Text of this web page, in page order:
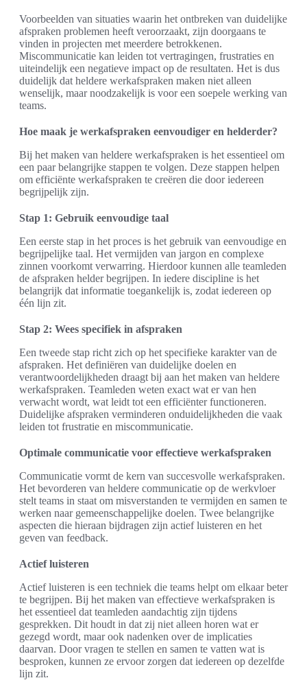
Voorbeelden van situaties waarin het ontbreken van duidelijke
afspraken problemen heeft veroorzaakt, zijn doorgaans te
vinden in projecten met meerdere betrokkenen.
Miscommunicatie kan leiden tot vertragingen, frustraties en
uiteindelijk een negatieve impact op de resultaten. Het is dus
duidelijk dat heldere werkafspraken maken niet alleen
wenselijk, maar noodzakelijk is voor een soepele werking van
teams.
Hoe maak je werkafspraken eenvoudiger en helderder?
Bij het maken van heldere werkafspraken is het essentieel om
een paar belangrijke stappen te volgen. Deze stappen helpen
om efficiënte werkafspraken te creëren die door iedereen
begrijpelijk zijn.
Stap 1: Gebruik eenvoudige taal
Een eerste stap in het proces is het gebruik van eenvoudige en
begrijpelijke taal. Het vermijden van jargon en complexe
zinnen voorkomt verwarring. Hierdoor kunnen alle teamleden
de afspraken helder begrijpen. In iedere discipline is het
belangrijk dat informatie toegankelijk is, zodat iedereen op
één lijn zit.
Stap 2: Wees specifiek in afspraken
Een tweede stap richt zich op het specifieke karakter van de
afspraken. Het definiëren van duidelijke doelen en
verantwoordelijkheden draagt bij aan het maken van heldere
werkafspraken. Teamleden weten exact wat er van hen
verwacht wordt, wat leidt tot een efficiënter functioneren.
Duidelijke afspraken verminderen onduidelijkheden die vaak
leiden tot frustratie en miscommunicatie.
Optimale communicatie voor effectieve werkafspraken
Communicatie vormt de kern van succesvolle werkafspraken.
Het bevorderen van heldere communicatie op de werkvloer
stelt teams in staat om misverstanden te vermijden en samen te
werken naar gemeenschappelijke doelen. Twee belangrijke
aspecten die hieraan bijdragen zijn actief luisteren en het
geven van feedback.
Actief luisteren
Actief luisteren is een techniek die teams helpt om elkaar beter
te begrijpen. Bij het maken van effectieve werkafspraken is
het essentieel dat teamleden aandachtig zijn tijdens
gesprekken. Dit houdt in dat zij niet alleen horen wat er
gezegd wordt, maar ook nadenken over de implicaties
daarvan. Door vragen te stellen en samen te vatten wat is
besproken, kunnen ze ervoor zorgen dat iedereen op dezelfde
lijn zit.